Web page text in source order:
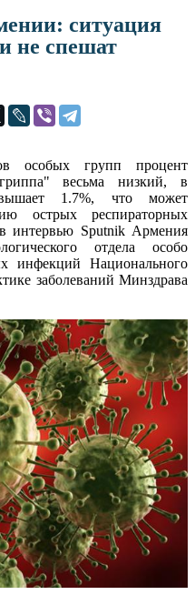
ситуация
не спешат
особых групп процент
весьма низкий, в
1.7%, что может
острых респираторных
интервью Sputnik Армения
отдела особо
инфекций Национального
заболеваний Минздрава